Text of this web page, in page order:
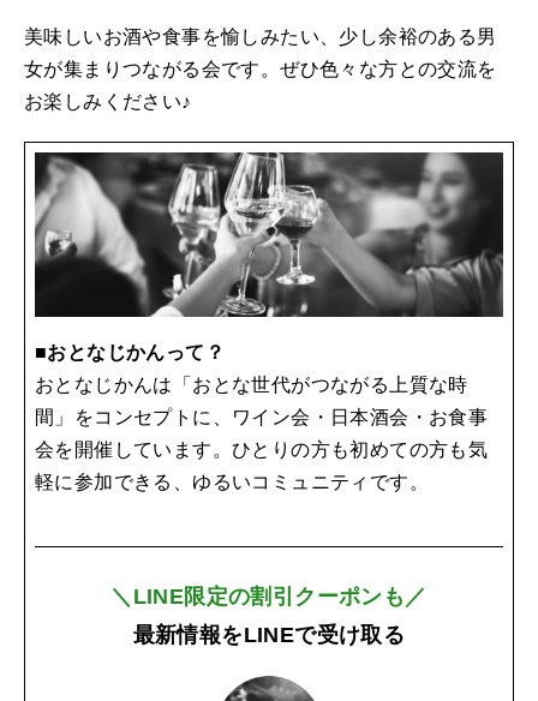
美味しいお酒や食事を愉しみたい、少し余裕のある男
女が集まりつながる会です。ぜひ色々な方との交流を
お楽しみください♪
■おとなじかんって？
おとなじかんは「おとな世代がつながる上質な時
間」をコンセプトに、ワイン会・日本酒会・お食事
会を開催しています。ひとりの方も初めての方も気
軽に参加できる、ゆるいコミュニティです。
＼LINE限定の割引クーポンも／
最新情報をLINEで受け取る